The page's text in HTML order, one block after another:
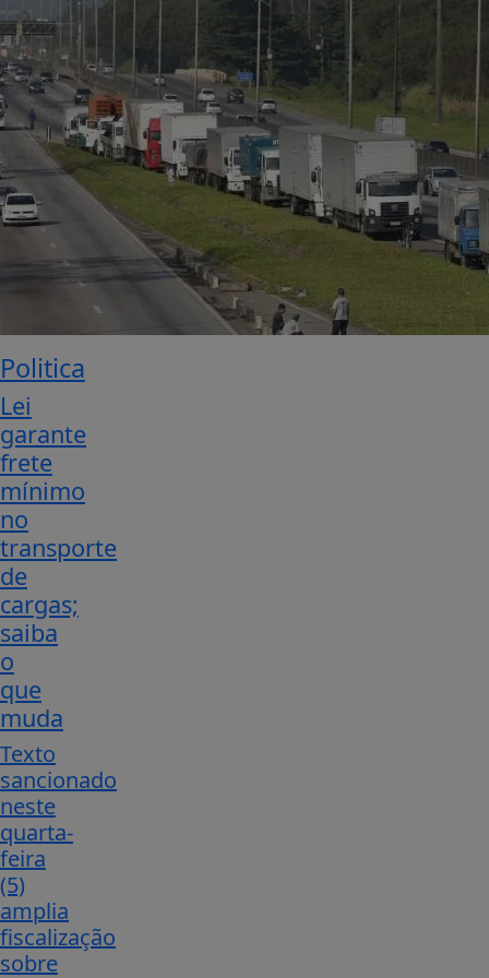
Politica
Lei
garante
frete
mínimo
no
transporte
de
cargas;
saiba
o
que
muda
Texto
sancionado
neste
quarta-
feira
(5)
amplia
fiscalização
sobre